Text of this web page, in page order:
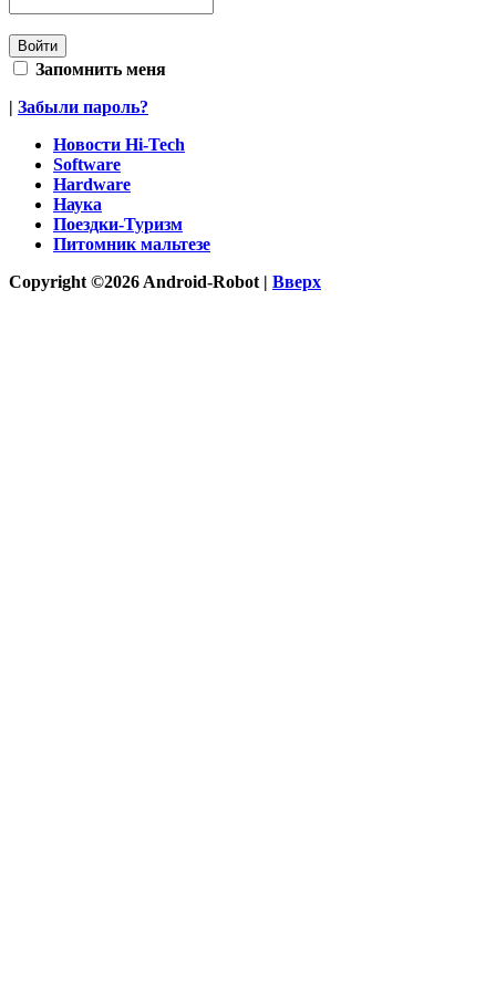
Запомнить меня
| Забыли пароль?
Новости Hi-Tech
Software
Hardware
Наука
Поездки-Туризм
Питомник мальтезе
Copyright ©2026 Android-Robot | Вверх